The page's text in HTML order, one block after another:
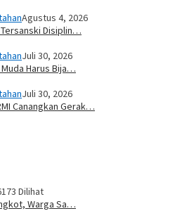
Agustus 4, 2026
Disiplin…
Juli 30, 2026
Harus Bija…
Juli 30, 2026
Canangkan Gerak…
Dilihat
Warga Sa…